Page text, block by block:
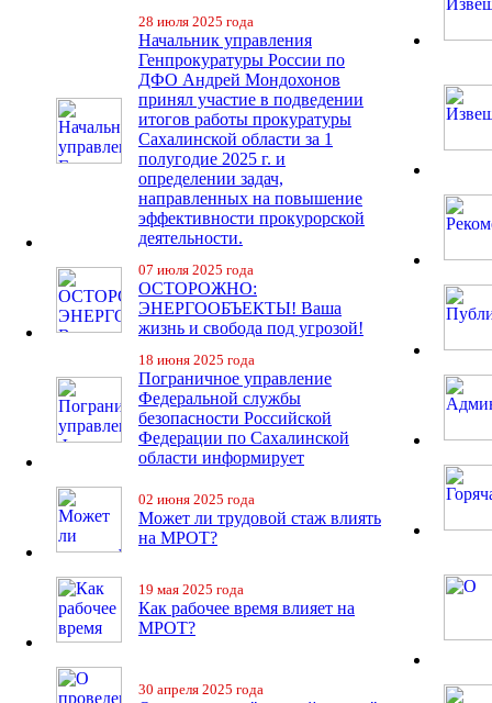
28 июля 2025 года
Начальник управления
Генпрокуратуры России по
ДФО Андрей Мондохонов
принял участие в подведении
итогов работы прокуратуры
Сахалинской области за 1
полугодие 2025 г. и
определении задач,
направленных на повышение
эффективности прокурорской
деятельности.
07 июля 2025 года
ОСТОРОЖНО:
ЭНЕРГООБЪЕКТЫ! Ваша
жизнь и свобода под угрозой!
18 июня 2025 года
Пограничное управление
Федеральной службы
безопасности Российской
Федерации по Сахалинской
области информирует
02 июня 2025 года
Может ли трудовой стаж влиять
на МРОТ?
19 мая 2025 года
Как рабочее время влияет на
МРОТ?
30 апреля 2025 года